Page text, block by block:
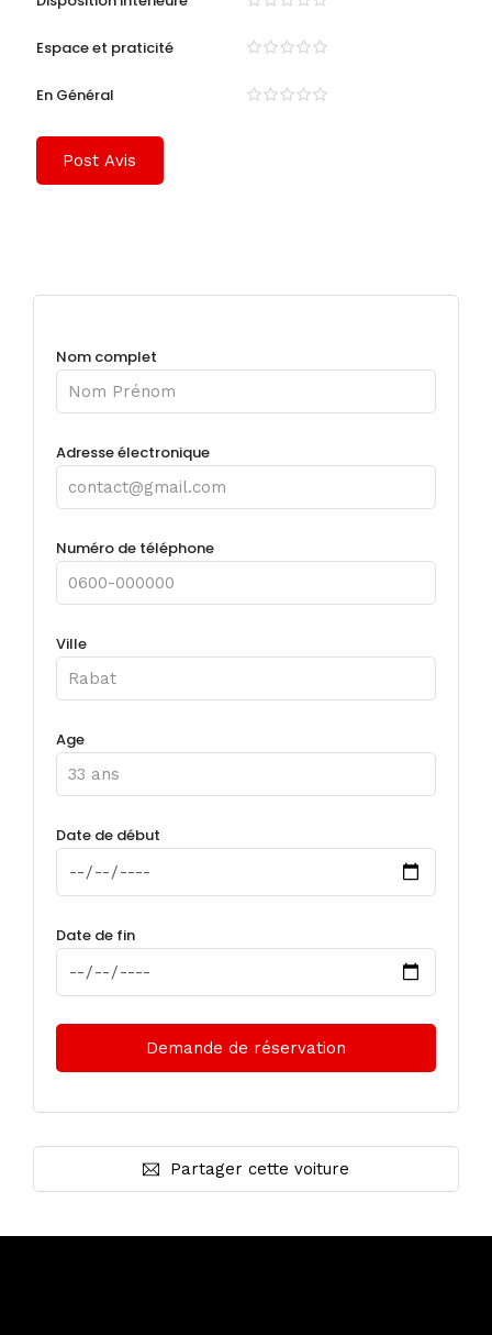
Espace et praticité
En Général
Nom complet
Adresse électronique
Numéro de téléphone
Ville
Age
Date de début
Date de fin
Partager cette voiture